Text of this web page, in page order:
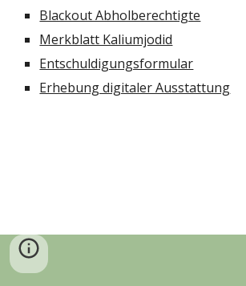
Blackout Abholberechtigte
Merkblatt Kaliumjodid
Entschuldigungsformular
Erhebung digitaler Ausstattung